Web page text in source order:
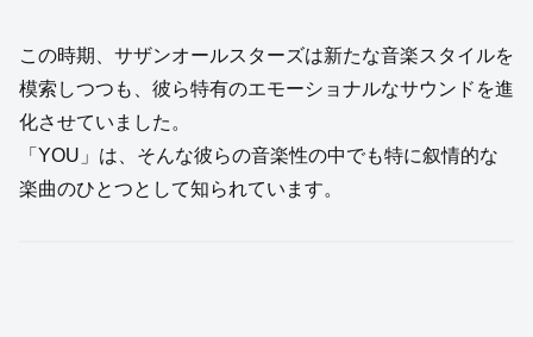
この時期、サザンオールスターズは新たな音楽スタイルを
模索しつつも、彼ら特有のエモーショナルなサウンドを進
化させていました。
「YOU」は、そんな彼らの音楽性の中でも特に叙情的な
楽曲のひとつとして知られています。